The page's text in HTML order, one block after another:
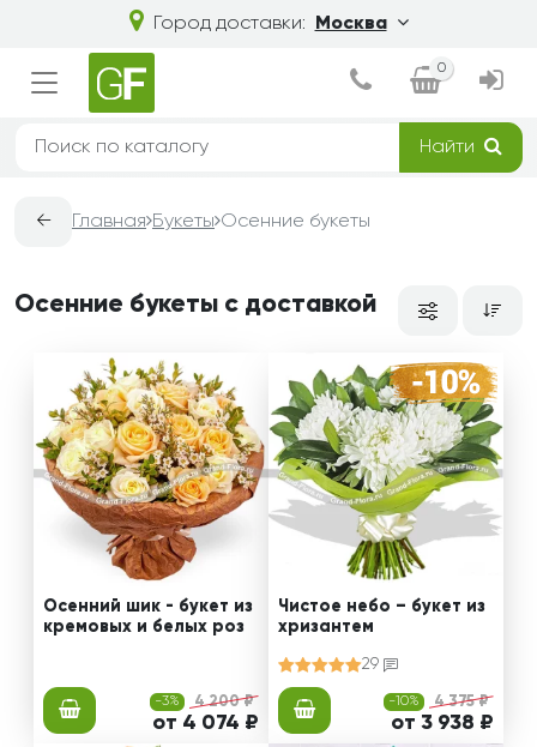
Город доставки: Москва
0
Найти
← Главная Букеты Осенние букеты
Осенние букеты с доставкой
Осенний шик - букет из
кремовых и белых роз
-3% 4 200 ₽
от 4 074 ₽
Чистое небо – букет из
хризантем
29
-10% 4 375 ₽
от 3 938 ₽